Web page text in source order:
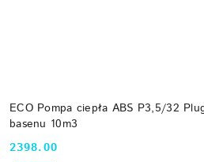
ECO Pompa ciepła ABS P3,5/32
basenu 10m3
Cena:
2398.00